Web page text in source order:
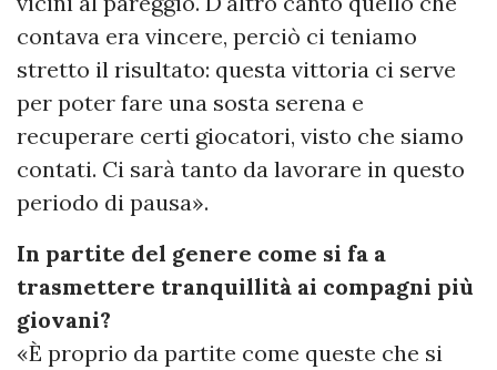
contava era vincere, perciò ci teniamo
stretto il risultato: questa vittoria ci serve
per poter fare una sosta serena e
recuperare certi giocatori, visto che siamo
contati. Ci sarà tanto da lavorare in questo
periodo di pausa».
In partite del genere come si fa a
trasmettere tranquillità ai compagni più
giovani?
«È proprio da partite come queste che si